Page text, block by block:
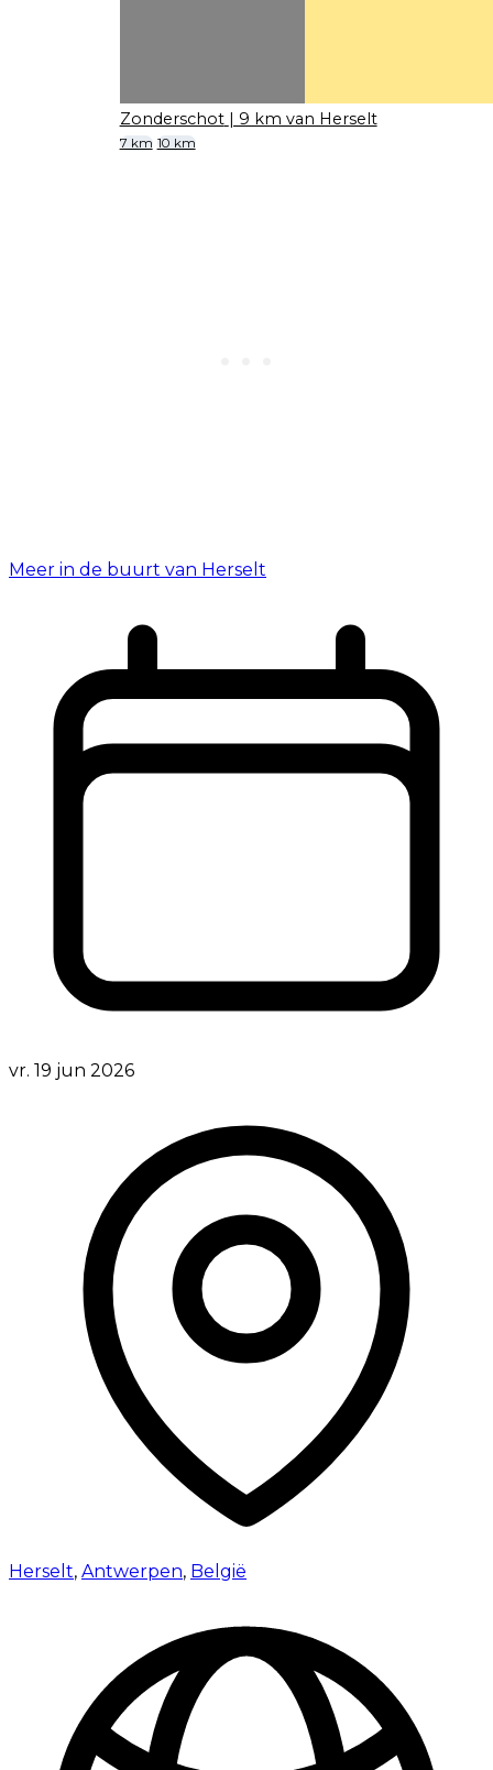
Zonderschot | 9 km van Herselt
7 km 10 km
Meer in de buurt van Herselt
vr. 19 jun 2026
Herselt, Antwerpen, België